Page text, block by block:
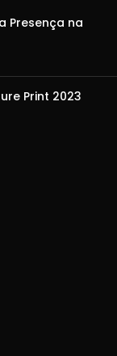
Presença na
Print 2023